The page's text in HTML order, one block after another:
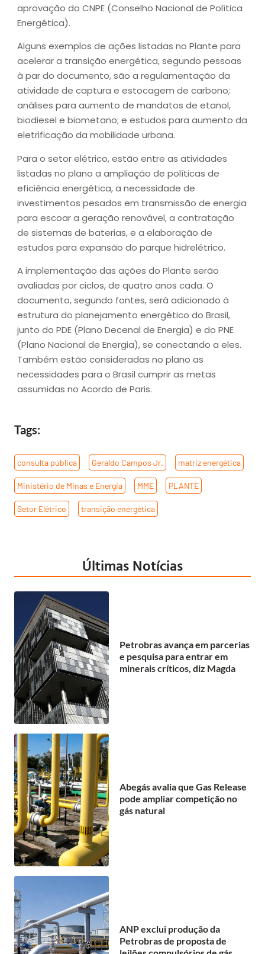
aprovação do CNPE (Conselho Nacional de Política
Energética).
Alguns exemplos de ações listadas no Plante para
acelerar a transição energética, segundo pessoas
à par do documento, são a regulamentação da
atividade de captura e estocagem de carbono;
análises para aumento de mandatos de etanol,
biodiesel e biometano; e estudos para aumento da
eletrificação da mobilidade urbana.
Para o setor elétrico, estão entre as atividades
listadas no plano a ampliação de políticas de
eficiência energética, a necessidade de
investimentos pesados em transmissão de energia
para escoar a geração renovável, a contratação
de sistemas de baterias, e a elaboração de
estudos para expansão do parque hidrelétrico.
A implementação das ações do Plante serão
avaliadas por ciclos, de quatro anos cada. O
documento, segundo fontes, será adicionado à
estrutura do planejamento energético do Brasil,
junto do PDE (Plano Decenal de Energia) e do PNE
(Plano Nacional de Energia), se conectando a eles.
Também estão consideradas no plano as
necessidades para o Brasil cumprir as metas
assumidas no Acordo de Paris.
Tags:
consulta pública Geraldo Campos Jr. matriz energética
Ministério de Minas e Energia MME PLANTE
Setor Elétrico transição energética
Últimas Notícias
Petrobras avança em parcerias
e pesquisa para entrar em
minerais críticos, diz Magda
Abegás avalia que Gas Release
pode ampliar competição no
gás natural
ANP exclui produção da
Petrobras de proposta de